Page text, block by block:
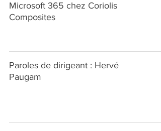
Microsoft 365 chez Coriolis
Composites
Paroles de dirigeant : Hervé
Paugam